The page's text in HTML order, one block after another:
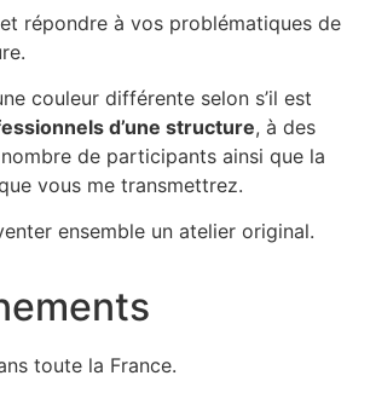
et répondre à vos problématiques de
couleur différente selon s’il est
d’une structure, à des
de participants ainsi que la
vous me transmettrez.
ensemble un atelier original.
toute la France.